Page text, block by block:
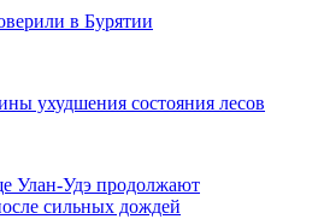
в Бурятии
ухудшения состояния лесов
Улан-Удэ продолжают
сильных дождей